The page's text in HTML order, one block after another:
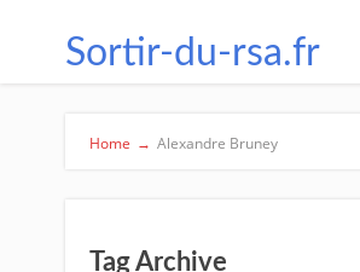
Sortir-du-rsa.fr
Home → Alexandre Bruney
Tag Archive